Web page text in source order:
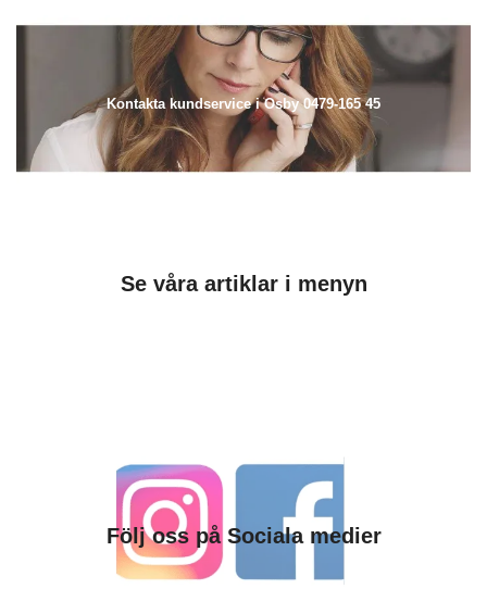
Kontakta kundservice i Osby 0479-165 45
Se våra artiklar i menyn
Följ oss på Sociala medier